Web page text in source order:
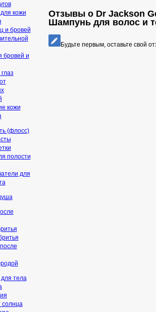
Отзывы о Dr Jackson
Шампунь для волос и
Будьте первым, оставьте свой
кожи
и бровей
бровей и
кожи
(флосс)
полости
для
для тела
солнца